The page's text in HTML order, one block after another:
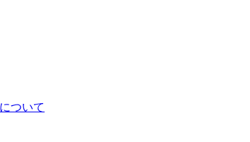
ついて